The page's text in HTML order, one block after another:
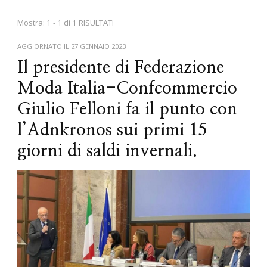
Mostra: 1 - 1 di 1 RISULTATI
AGGIORNATO IL 27 GENNAIO 2023
Il presidente di Federazione
Moda Italia-Confcommercio
Giulio Felloni fa il punto con
l’Adnkronos sui primi 15
giorni di saldi invernali.